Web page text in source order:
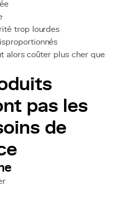
trop lourdes
alors coûter plus cher que
pas les
de